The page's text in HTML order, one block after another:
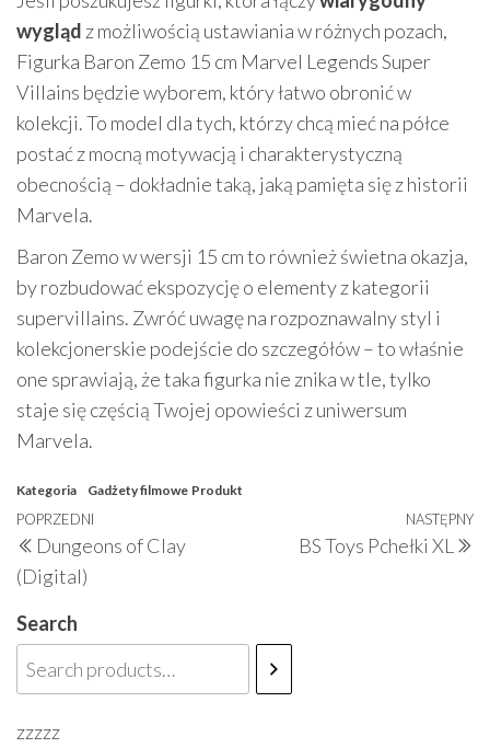
wygląd z możliwością ustawiania w różnych pozach,
Figurka Baron Zemo 15 cm Marvel Legends Super
Villains będzie wyborem, który łatwo obronić w
kolekcji. To model dla tych, którzy chcą mieć na półce
postać z mocną motywacją i charakterystyczną
obecnością – dokładnie taką, jaką pamięta się z historii
Marvela.
Baron Zemo w wersji 15 cm to również świetna okazja,
by rozbudować ekspozycję o elementy z kategorii
supervillains. Zwróć uwagę na rozpoznawalny styl i
kolekcjonerskie podejście do szczegółów – to właśnie
one sprawiają, że taka figurka nie znika w tle, tylko
staje się częścią Twojej opowieści z uniwersum
Marvela.
Kategoria Gadżety filmowe Produkt
Nawigacja
wpisu
Poprzedni
wpis
POPRZEDNI
Dungeons of Clay
(Digital)
NASTĘPNY
BS Toys Pchełki XL
Search
zzzzz